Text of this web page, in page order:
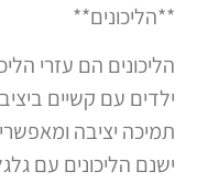
**הליכונים**
הליכונים הם עזרי
ילדים עם קשיים
תמיכה יציבה
ישנם הליכונים עם